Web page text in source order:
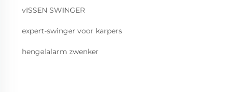
vISSEN SWINGER
expert-swinger voor karpers
hengelalarm zwenker